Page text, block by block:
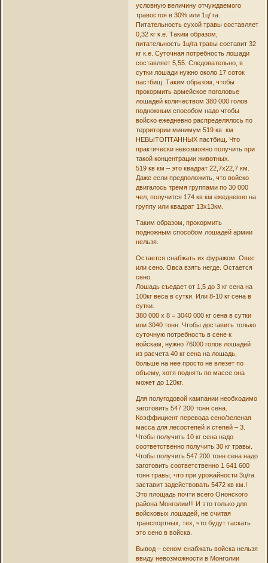
условную величину отчуждаемого
травостоя в 30% или 1ц/ га.
Питательность сухой травы составляет
0,32 кг к.е. Таким образом,
питательность 1ц/га травы составит 32
кг к.е. Суточная потребность лошади
составляет 5,55. Следовательно, в
сутки лошади нужно около 17 соток
пастбищ. Таким образом, чтобы
прокормить армейское поголовье
лошадей количеством 380 000 голов
подножным способом надо чтобы
войско ежедневно распределялось по
территории минимум 519 кв. км
НЕВЫТОПТАННЫХ пастбищ. Что
практически невозможно получить при
такой концентрации животных.
519 кв км – это квадрат 22,7х22,7 км.
Даже если предположить, что войско
двигалось тремя группами по 30 000
чел, получится 174 кв км ежедневно на
группу или квадрат 13х13км.
Таким образом, прокормить
подножным способом лошадей армии
нельзя.
Остается снабжать их фуражом. Овес
или сено. Овса взять негде. Остается
сено.
Лошадь съедает от 1,5 до 3 кг сена на
100кг веса в сутки. Или 8-10 кг сена в
сутки.
380 000 х 8 = 3040 000 кг сена в сутки
или 3040 тонн. Чтобы доставить только
суточную потребность в сене к
войскам, нужно 76000 голов лошадей
из расчета 40 кг сена на лошадь,
больше на нее просто не влезет по
объему, хотя поднять по массе она
может до 120кг.
Для полугодовой кампании необходимо
заготовить 547 200 тонн сена.
Коэффициент перевода сено/зеленая
масса для лесостепей и степей – 3.
Чтобы получить 10 кг сена надо
соответственно получить 30 кг травы.
Чтобы получить 547 200 тонн сена надо
заготовить соответственно 1 641 600
тонн травы, что при урожайности 3ц/га
заставит задействовать 5472 кв км.!
Это площадь почти всего Ононского
района Монголии!!! И это только для
войсковых лошадей, не считая
транспортных, тех, что будут таскать
это сено в войска.
Вывод – сеном снабжать войска нельзя
ввиду невозможности в Монголии